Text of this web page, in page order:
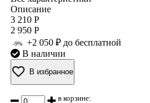
Описание
3 210 Р
2 950 Р
-9%
+2 050 ₽ до бесплатной
В наличии
В избранное
в корзине: